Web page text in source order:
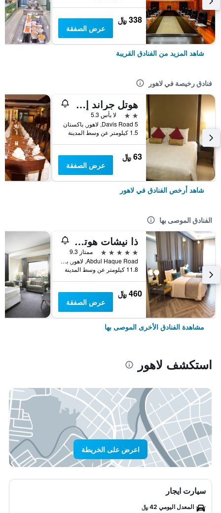
338 ﷼
عرض الصفقة
شاهد المزيد من الفنادق القريبة
فنادق رخيصة في لاهور
هوتل جراند إن لاهور
2 نجمتين
لا بأس 5.3
5 Davis Road, لاهور, باكستان
1.5 كيلومتر عن وسط المدينة
63 ﷼
عرض الصفقة
شاهد أرخص الفنادق في لاهور
الفنادق الموصى بها
ذا نيشات هوتل جوهار تاون
5 نجوم
ممتاز 9.3
Abdul Haque Road, لاهور, باكستان
11.8 كيلومتر عن وسط المدينة
460 ﷼
عرض الصفقة
مشاهدة الفنادق الأخرى الموصى بها
استكشف لاهور
اعرض على الخريطة
سيارت ايجار
المعدل اليومي 42 ﷼